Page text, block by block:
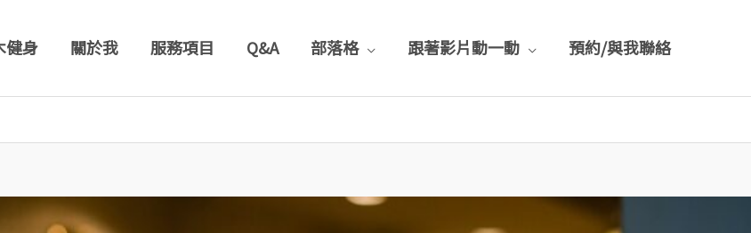
健身 關於我 服務項目 Q&A 部落格 跟著影片動一動 預約/與我聯絡